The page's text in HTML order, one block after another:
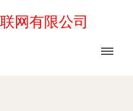
网有限公司